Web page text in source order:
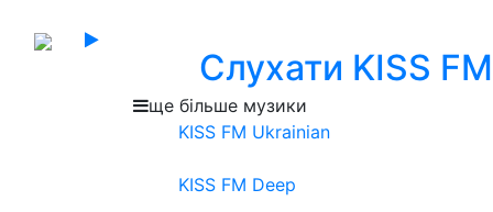
Слухати KISS FM
ще більше музики
KISS FM Ukrainian
KISS FM Deep